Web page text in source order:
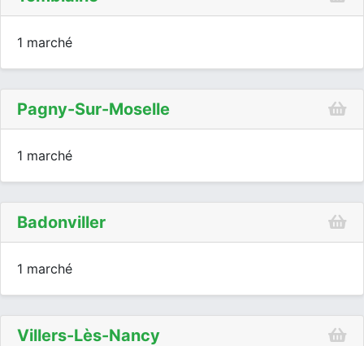
1 marché
Pagny-Sur-Moselle
1 marché
Badonviller
1 marché
Villers-Lès-Nancy